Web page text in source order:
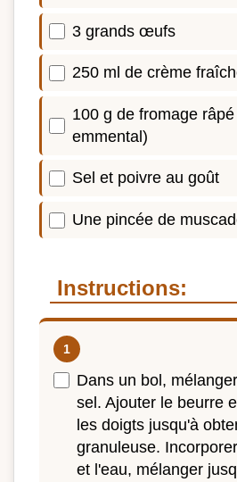
3 grands œufs
250 ml de crème
100 g de fromage
emmental)
Sel et poivre au goût
Une pincée de
Instructions:
Dans un bol,
sel. Ajouter le beurre
les doigts jusqu'à
granuleuse.
et l'eau, mélanger